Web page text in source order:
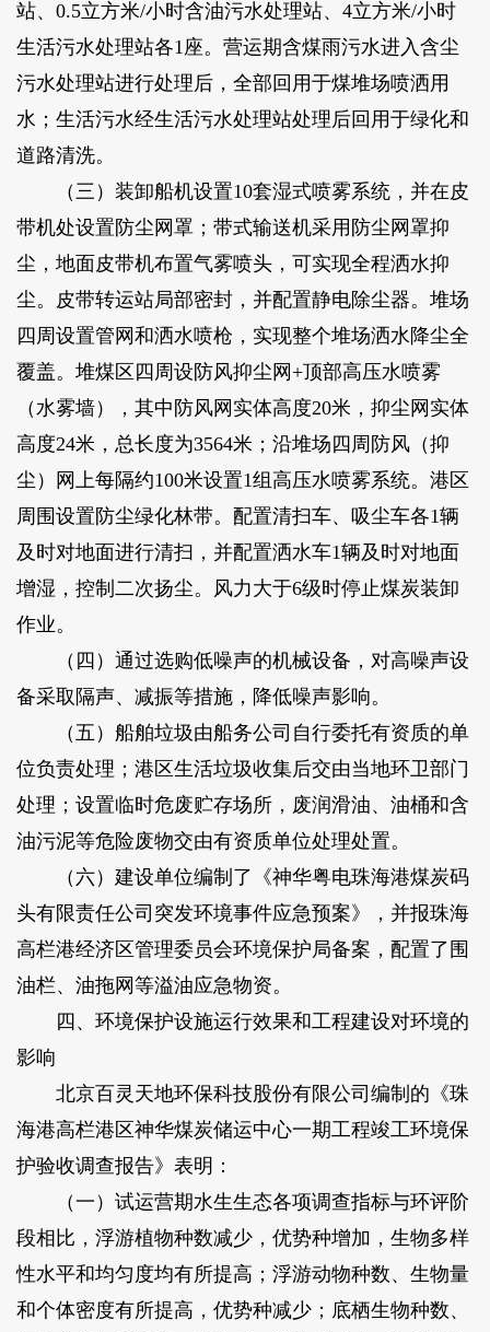
站、0.5立方米/小时含油污水处理站、4立方米/小时
生活污水处理站各1座。营运期含煤雨污水进入含尘
污水处理站进行处理后，全部回用于煤堆场喷洒用
水；生活污水经生活污水处理站处理后回用于绿化和
道路清洗。
（三）装卸船机设置10套湿式喷雾系统，并在皮
带机处设置防尘网罩；带式输送机采用防尘网罩抑
尘，地面皮带机布置气雾喷头，可实现全程洒水抑
尘。皮带转运站局部密封，并配置静电除尘器。堆场
四周设置管网和洒水喷枪，实现整个堆场洒水降尘全
覆盖。堆煤区四周设防风抑尘网+顶部高压水喷雾
（水雾墙），其中防风网实体高度20米，抑尘网实体
高度24米，总长度为3564米；沿堆场四周防风（抑
尘）网上每隔约100米设置1组高压水喷雾系统。港区
周围设置防尘绿化林带。配置清扫车、吸尘车各1辆
及时对地面进行清扫，并配置洒水车1辆及时对地面
增湿，控制二次扬尘。风力大于6级时停止煤炭装卸
作业。
（四）通过选购低噪声的机械设备，对高噪声设
备采取隔声、减振等措施，降低噪声影响。
（五）船舶垃圾由船务公司自行委托有资质的单
位负责处理；港区生活垃圾收集后交由当地环卫部门
处理；设置临时危废贮存场所，废润滑油、油桶和含
油污泥等危险废物交由有资质单位处理处置。
（六）建设单位编制了《神华粤电珠海港煤炭码
头有限责任公司突发环境事件应急预案》，并报珠海
高栏港经济区管理委员会环境保护局备案，配置了围
油栏、油拖网等溢油应急物资。
四、环境保护设施运行效果和工程建设对环境的
影响
北京百灵天地环保科技股份有限公司编制的《珠
海港高栏港区神华煤炭储运中心一期工程竣工环境保
护验收调查报告》表明：
（一）试运营期水生生态各项调查指标与环评阶
段相比，浮游植物种数减少，优势种增加，生物多样
性水平和均匀度均有所提高；浮游动物种数、生物量
和个体密度有所提高，优势种减少；底栖生物种数、